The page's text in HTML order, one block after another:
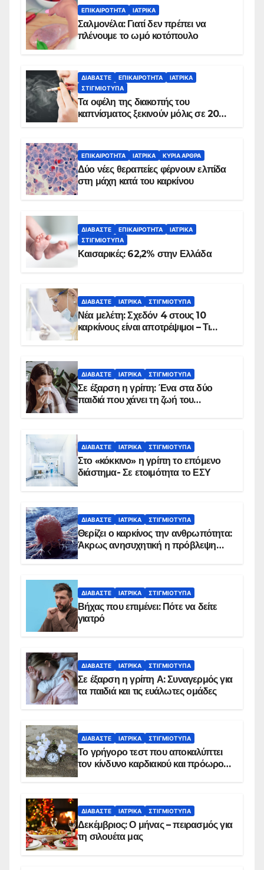
ΕΠΙΚΑΙΡΌΤΗΤΑ ΙΑΤΡΙΚΆ
Σαλμονέλα: Γιατί δεν πρέπει να
πλένουμε το ωμό κοτόπουλο
ΔΙΑΒΆΣΤΕ ΕΠΙΚΑΙΡΌΤΗΤΑ
ΙΑΤΡΙΚΆ
ΣΤΙΓΜΙΌΤΥΠΑ
Τα οφέλη της διακοπής του
καπνίσματος ξεκινούν μόλις σε 20
ΕΠΙΚΑΙΡΌΤΗΤΑ ΙΑΤΡΙΚΆ ΚΥΡΙΑ ΑΡΘΡΑ
Δύο νέες θεραπείες φέρνουν ελπίδα
στη μάχη κατά του καρκίνου
ΔΙΑΒΆΣΤΕ ΕΠΙΚΑΙΡΌΤΗΤΑ
ΙΑΤΡΙΚΆ
ΣΤΙΓΜΙΌΤΥΠΑ
Καισαρικές: 62,2% στην Ελλάδα
ΔΙΑΒΆΣΤΕ ΙΑΤΡΙΚΆ ΣΤΙΓΜΙΌΤΥΠΑ
Νέα μελέτη: Σχεδόν 4 στους 10
καρκίνους είναι αποτρέψιμοι – Τι
ΔΙΑΒΆΣΤΕ ΙΑΤΡΙΚΆ ΣΤΙΓΜΙΌΤΥΠΑ
Σε έξαρση η γρίπη: Ένα στα δύο
παιδιά που χάνει τη ζωή του
ΔΙΑΒΆΣΤΕ ΙΑΤΡΙΚΆ ΣΤΙΓΜΙΌΤΥΠΑ
Στο «κόκκινο» η γρίπη το επόμενο
διάστημα- Σε ετοιμότητα το ΕΣΥ
ΔΙΑΒΆΣΤΕ ΙΑΤΡΙΚΆ ΣΤΙΓΜΙΌΤΥΠΑ
Θερίζει ο καρκίνος την ανθρωπότητα:
Άκρως ανησυχητική η πρόβλεψη…
ΔΙΑΒΆΣΤΕ ΙΑΤΡΙΚΆ ΣΤΙΓΜΙΌΤΥΠΑ
Βήχας που επιμένει: Πότε να δείτε
γιατρό
ΔΙΑΒΆΣΤΕ ΙΑΤΡΙΚΆ ΣΤΙΓΜΙΌΤΥΠΑ
Σε έξαρση η γρίπη Α: Συναγερμός για
τα παιδιά και τις ευάλωτες ομάδες
ΔΙΑΒΆΣΤΕ ΙΑΤΡΙΚΆ ΣΤΙΓΜΙΌΤΥΠΑ
Το γρήγορο τεστ που αποκαλύπτει
τον κίνδυνο καρδιακού και πρόωρου
ΔΙΑΒΆΣΤΕ ΙΑΤΡΙΚΆ ΣΤΙΓΜΙΌΤΥΠΑ
Δεκέμβριος: Ο μήνας – πειρασμός για
τη σιλουέτα μας